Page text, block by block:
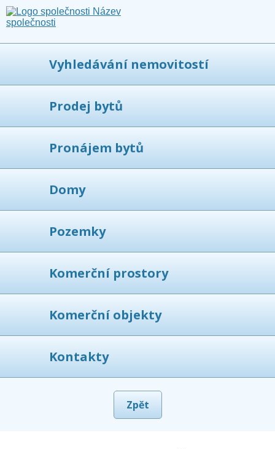
Vyhledávání nemovitostí
Prodej bytů
Pronájem bytů
Domy
Pozemky
Komerční prostory
Komerční objekty
Kontakty
Zpět